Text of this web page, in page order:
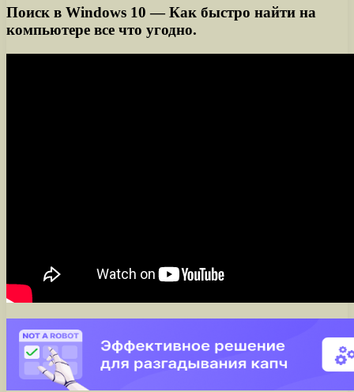
Поиск в Windows 10 — Как быстро найти на
компьютере все что угодно.